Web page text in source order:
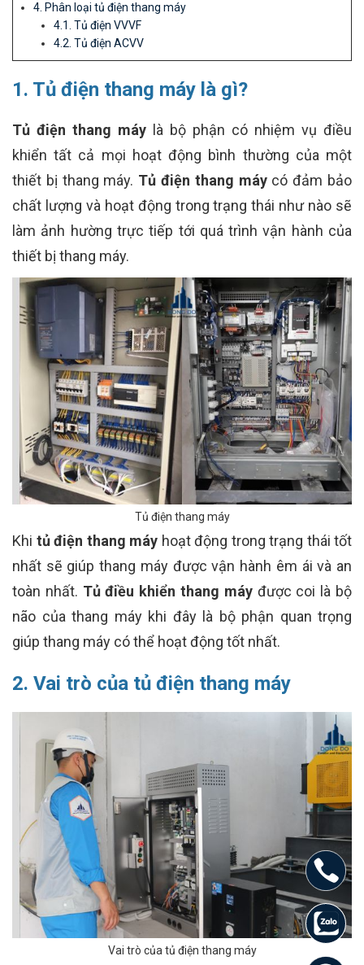
4. Phân loại tủ điện thang máy
4.1. Tủ điện VVVF
4.2. Tủ điện ACVV
1. Tủ điện thang máy là gì?
Tủ điện thang máy là bộ phận có nhiệm vụ điều
khiển tất cả mọi hoạt động bình thường của một
thiết bị thang máy. Tủ điện thang máycó đảm bảo
chất lượng và hoạt động trong trạng thái như nào sẽ
làm ảnh hường trực tiếp tới quá trình vận hành của
thiết bị thang máy.
Tủ điện thang máy
Khi tủ điện thang máy hoạt động trong trạng thái tốt
nhất sẽ giúp thang máy được vận hành êm ái và an
toàn nhất. Tủ điều khiển thang máyđược coi là bộ
não của thang máy khi đây là bộ phận quan trọng
giúp thang máy có thể hoạt động tốt nhất.
2. Vai trò của tủ điện thang máy
Vai trò của tủ điện thang máy